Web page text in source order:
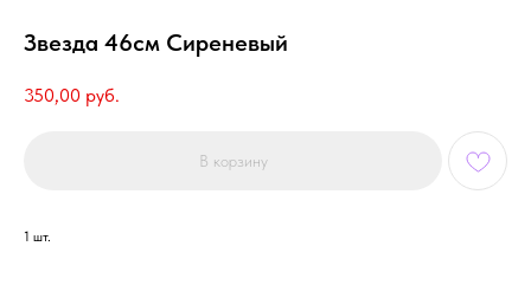
Звезда 46см Сиреневый
350,00 руб.
В корзину
1 шт.